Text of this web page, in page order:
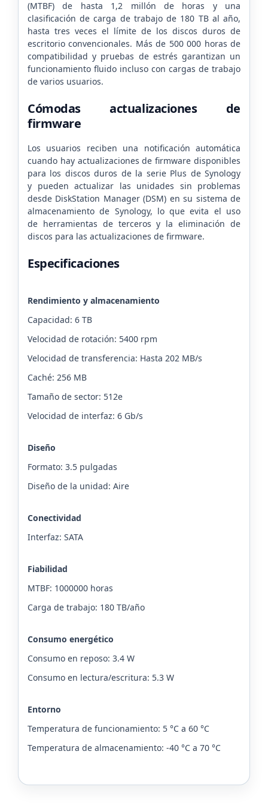
(MTBF) de hasta 1,2 millón de horas y una
clasificación de carga de trabajo de 180 TB al año,
hasta tres veces el límite de los discos duros de
escritorio convencionales. Más de 500 000 horas de
compatibilidad y pruebas de estrés garantizan un
funcionamiento fluido incluso con cargas de trabajo
de varios usuarios.
Cómodas actualizaciones de
firmware
Los usuarios reciben una notificación automática
cuando hay actualizaciones de firmware disponibles
para los discos duros de la serie Plus de Synology
y pueden actualizar las unidades sin problemas
desde DiskStation Manager (DSM) en su sistema de
almacenamiento de Synology, lo que evita el uso
de herramientas de terceros y la eliminación de
discos para las actualizaciones de firmware.
Especificaciones
Rendimiento y almacenamiento
Capacidad: 6 TB
Velocidad de rotación: 5400 rpm
Velocidad de transferencia: Hasta 202 MB/s
Caché: 256 MB
Tamaño de sector: 512e
Velocidad de interfaz: 6 Gb/s
Diseño
Formato: 3.5 pulgadas
Diseño de la unidad: Aire
Conectividad
Interfaz: SATA
Fiabilidad
MTBF: 1000000 horas
Carga de trabajo: 180 TB/año
Consumo energético
Consumo en reposo: 3.4 W
Consumo en lectura/escritura: 5.3 W
Entorno
Temperatura de funcionamiento: 5 °C a 60 °C
Temperatura de almacenamiento: -40 °C a 70 °C